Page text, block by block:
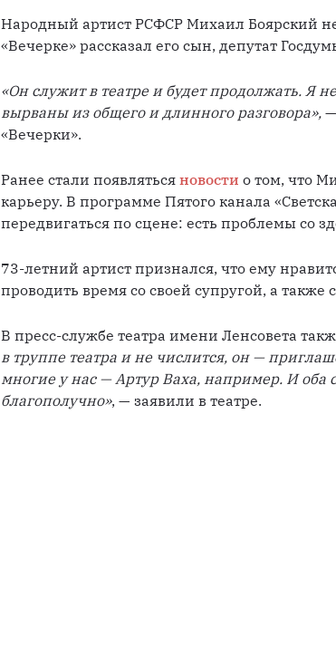
Народный артист РСФСР Михаил Боярский
«Вечерке» рассказал его сын, депутат
«Он служит в театре и будет продолжать. Я
вырваны из общего и длинного разговора»,
«Вечерки».
Ранее стали появляться новости о том, что
карьеру. В программе Пятого канала
передвигаться по сцене: есть проблемы со
73-летний артист признался, что ему
проводить время со своей супругой, а также
В пресс-службе театра имени Ленсовета
в труппе театра и не числится, он —
многие у нас — Артур Ваха, например. И оба
благополучно», — заявили в театре.